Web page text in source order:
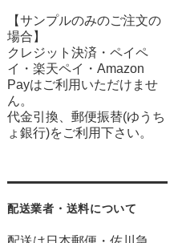
【サンプルのみのご注文の
場合】
クレジット決済・ペイペ
イ・楽天ペイ・Amazon
Payはご利用いただけませ
ん。
代金引換、郵便振替(ゆうち
ょ銀行)をご利用下さい。
配送業者・送料について